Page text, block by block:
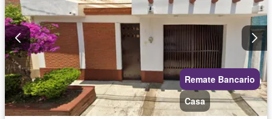
Remate Bancario
Casa